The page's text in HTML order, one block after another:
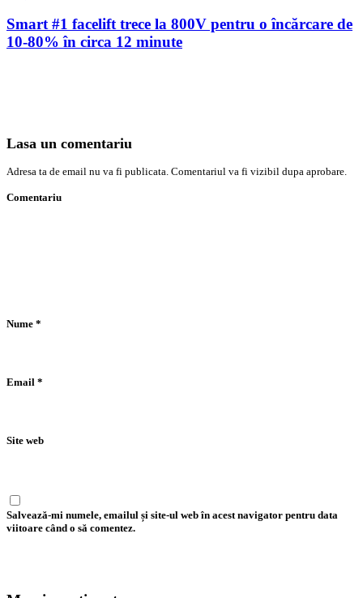
Smart #1 facelift trece la 800V pentru o încărcare de
10-80% în circa 12 minute
Lasa un comentariu
Adresa ta de email nu va fi publicata. Comentariul va fi vizibil dupa aprobare.
Comentariu
Nume *
Email *
Site web
Salvează-mi numele, emailul și site-ul web în acest navigator pentru data
viitoare când o să comentez.